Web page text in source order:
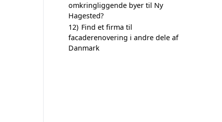
omkringliggende byer til Ny
Hagested?
12) Find et firma til
facaderenovering i andre dele af
Danmark